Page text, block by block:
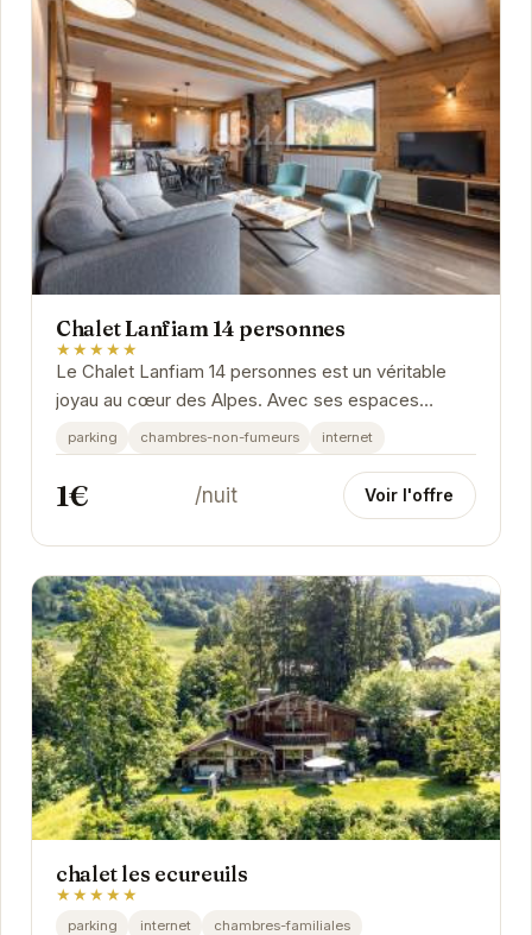
Chalet Lanfiam 14 personnes
★★★★★
Le Chalet Lanfiam 14 personnes est un véritable
joyau au cœur des Alpes. Avec ses espaces
généreux et son ambiance chaleureuse, il promet
des...
parking chambres-non-fumeurs internet
1€ /nuit Voir l'offre
chalet les ecureuils
★★★★★
parking internet chambres-familiales